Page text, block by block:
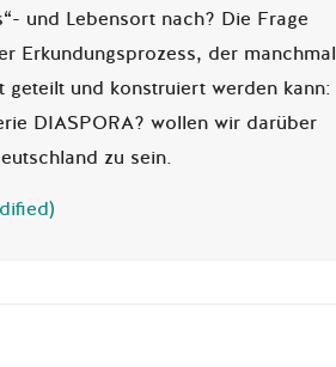
und Lebensort nach? Die Frage
Erkundungsprozess, der manchmal
und konstruiert werden kann:
DIASPORA? wollen wir darüber
zu sein.